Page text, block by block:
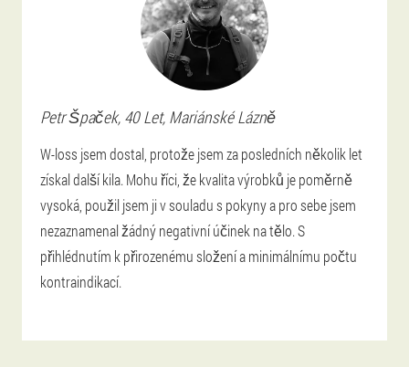
PetrŠpaček, 40 Let, Mariánské Lázně
W-loss jsem dostal, protože jsem za posledních několik let
získal další kila. Mohu říci, že kvalita výrobků je poměrně
vysoká, použil jsem ji v souladu s pokyny a pro sebe jsem
nezaznamenal žádný negativní účinek na tělo. S
přihlédnutím k přirozenému složení a minimálnímu počtu
kontraindikací.